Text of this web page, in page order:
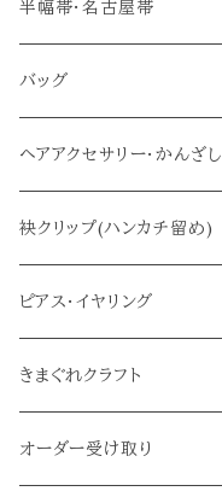
帯締め(三分紐)
半幅帯・名古屋帯
半幅帯
名古屋帯
バッグ
メインバッグ
サブバッグ
ヘアアクセサリー・かんざし
袂クリップ(ハンカチ留め)
ピアス・イヤリング
きまぐれクラフト
オーダー受け取り